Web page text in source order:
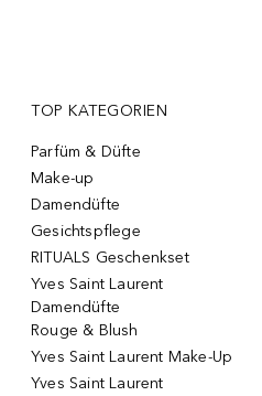
TOP KATEGORIEN
Parfüm & Düfte
Make-up
Damendüfte
Gesichtspflege
RITUALS Geschenkset
Yves Saint Laurent
Damendüfte
Rouge & Blush
Yves Saint Laurent Make-Up
Yves Saint Laurent